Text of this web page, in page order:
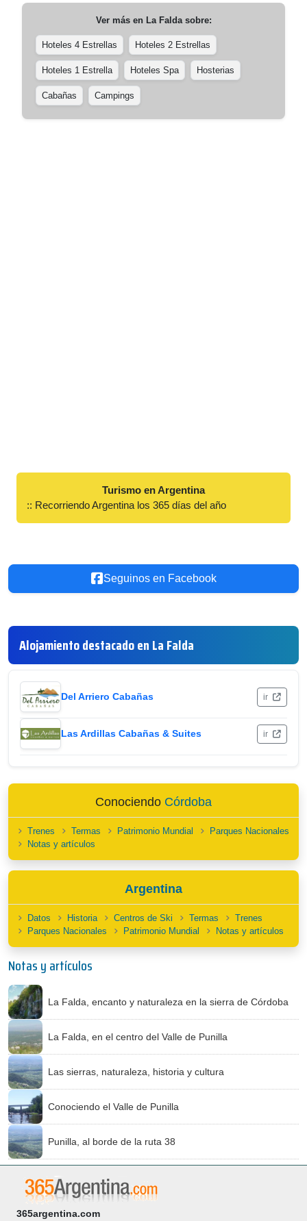
Ver más en La Faldasobre:
Hoteles 4 Estrellas Hoteles 2 Estrellas
Hoteles 1 Estrella Hoteles Spa Hosterias
Cabañas Campings
Turismo en Argentina
:: Recorriendo Argentina los 365 días del año
Seguinos en Facebook
Alojamiento destacado en La Falda
Del Arriero Cabañas ir
Las Ardillas Cabañas & Suites ir
Conociendo Córdoba
Trenes Termas Patrimonio Mundial
Parques Nacionales
Notas y artículos
Argentina
Datos Historia Centros de Ski Termas
Trenes
Parques Nacionales
Patrimonio Mundial Notas y artículos
Notas y artículos
La Falda, encanto y naturaleza en la sierra de Córdoba
La Falda, en el centro del Valle de Punilla
Las sierras, naturaleza, historia y cultura
Conociendo el Valle de Punilla
Punilla, al borde de la ruta 38
365argentina.com